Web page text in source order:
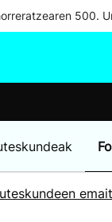
500.